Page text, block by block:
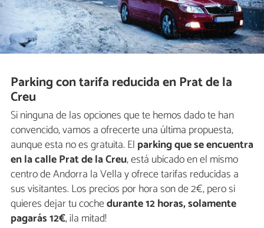
Parking con tarifa reducida en Prat de la
Creu
Si ninguna de las opciones que te hemos dado te han
convencido, vamos a ofrecerte una última propuesta,
aunque esta no es gratuita. El parking que se encuentra
en la calle Prat de la Creu, está ubicado en el mismo
centro de Andorra la Vella y ofrece tarifas reducidas a
sus visitantes. Los precios por hora son de 2€, pero si
quieres dejar tu cochedurante 12 horas, solamente
pagarás 12€, ¡la mitad!